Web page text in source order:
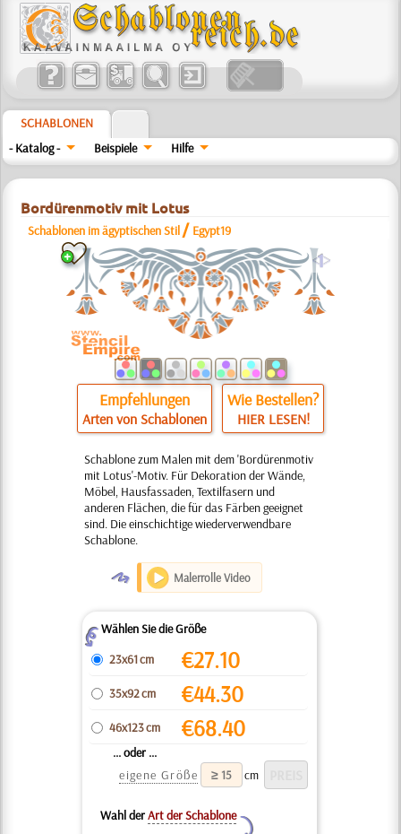
SCHABLONEN
- Katalog -
Beispiele Hilfe
Bordürenmotiv mit Lotus
Schablonen im ägyptischen Stil / Egypt19
a
Empfehlungen
Arten von Schablonen
Wie Bestellen?
HIER LESEN!
Schablone zum Malen mit dem 'Bordürenmotiv
mit Lotus'-Motiv. Für Dekoration der Wände,
Möbel, Hausfassaden, Textilfasern und
anderen Flächen, die für das Färben geeignet
sind. Die einschichtige wiederverwendbare
Schablone.
O Malerrolle Video
ZWählen Sie die Größe
23x61 cm
€27.10
35x92 cm €44.30
46x123 cm €68.40
... oder ...
eigene Größe
cm
Wahl derArt der Schablone
Y